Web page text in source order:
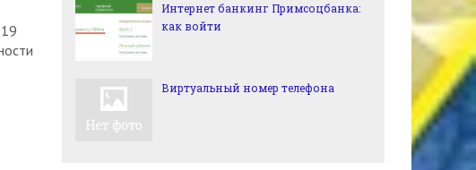
Интернет банкинг Примсоцбанка:
как войти
Виртуальный номер телефона